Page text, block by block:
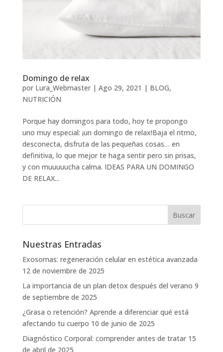
Domingo de relax
por Lura_Webmaster| Ago 29, 2021 | BLOG,
NUTRICIÓN
Porque hay domingos para todo, hoy te propongo
uno muy especial: ¡un domingo de relax!Baja el ritmo,
desconecta, disfruta de las pequeñas cosas… en
definitiva, lo que mejor te haga sentir pero sin prisas,
y con muuuuucha calma. IDEAS PARA UN DOMINGO
DE RELAX...
Nuestras Entradas
Exosomas: regeneración celular en estética avanzada
12 de noviembre de 2025
La importancia de un plan detox después del verano 9
de septiembre de 2025
¿Grasa o retención? Aprende a diferenciar qué está
afectando tu cuerpo 10 de junio de 2025
Diagnóstico Corporal: comprender antes de tratar 15
de abril de 2025